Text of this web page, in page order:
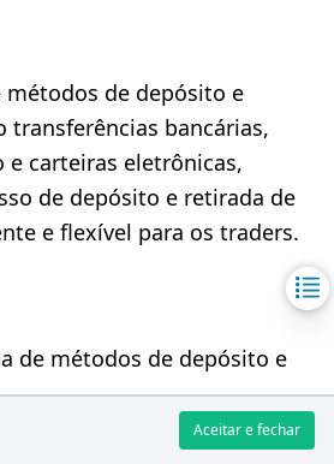
métodos de depósito e
transferências bancárias,
e carteiras eletrônicas,
de depósito e retirada de
e flexível para os traders.
de métodos de depósito e
por depósito e retirada de
Aceitar e fechar